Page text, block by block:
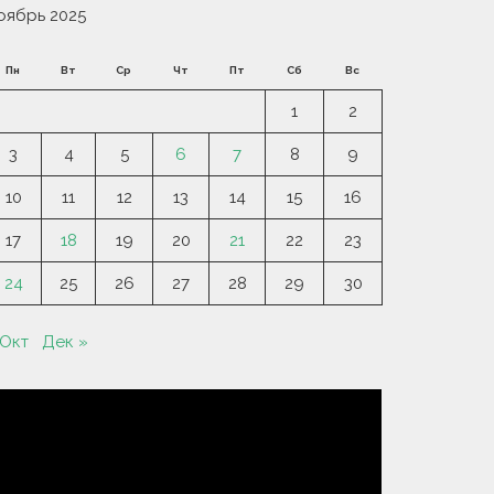
2025
Пн Вт Ср Чт Пт Сб Вс
1 2
3 4 5 6 7 8 9
10 11 12 13 14 15 16
17 18 19 20 21 22 23
24 25 26 27 28 29 30
Дек »